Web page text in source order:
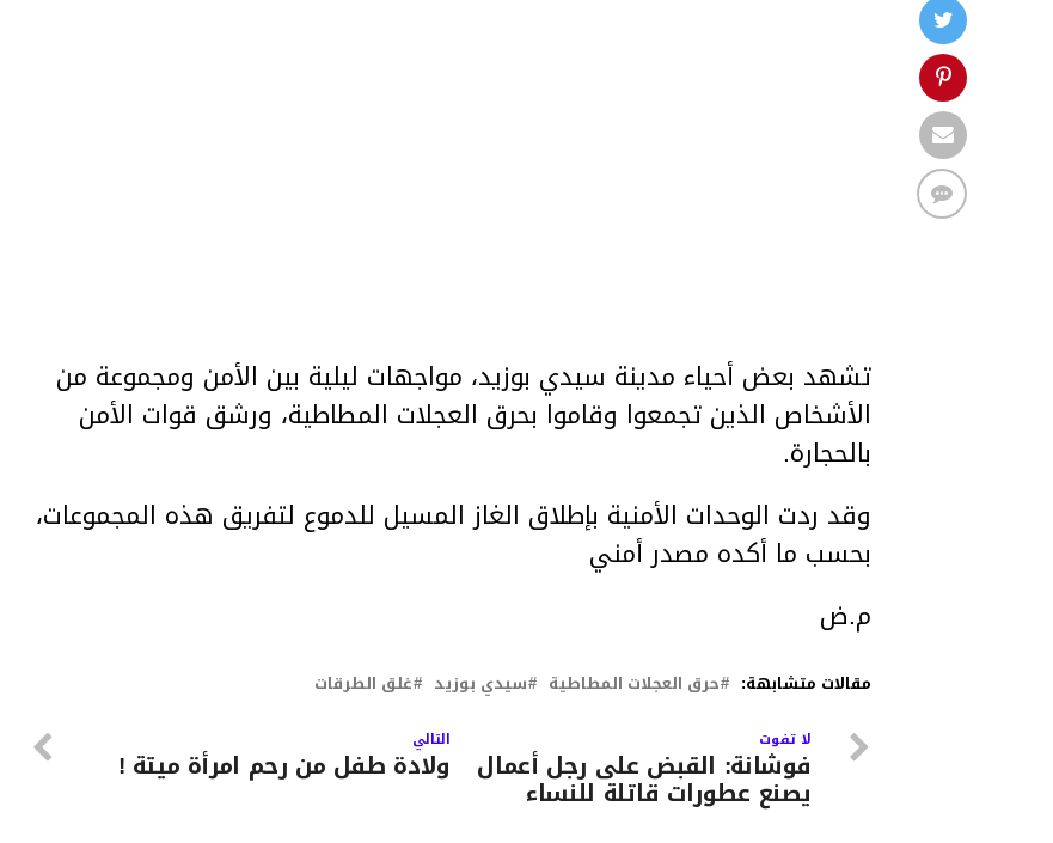
تشهد بعض أحياء مدينة سيدي بوزيد، مواجهات ليلية بين الأمن ومجموعة من
الأشخاص الذين تجمعوا وقاموا بحرق العجلات المطاطية، ورشق قوات الأمن
بالحجارة.
وقد ردت الوحدات الأمنية بإطلاق الغاز المسيل للدموع لتفريق هذه المجموعات،
بحسب ما أكده مصدر أمني
م.ض
مقالات متشابهة: حرق العجلات المطاطية سيدي بوزيد غلق الطرقات
التالي
ولادة طفل من رحم امرأة ميتة !
لا تفوت
فوشانة: القبض على رجل أعمال
يصنع عطورات قاتلة للنساء